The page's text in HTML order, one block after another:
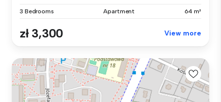
3 Bedrooms Apartment 64 m²
zł 3,300 View more